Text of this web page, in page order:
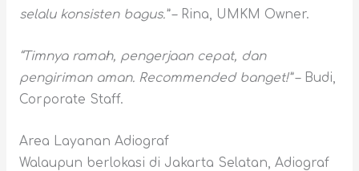
selalu konsisten bagus.”– Rina, UMKM Owner.
“Timnya ramah, pengerjaan cepat, dan
pengiriman aman. Recommended banget!”– Budi,
Corporate Staff.
Area Layanan Adiograf
Walaupun berlokasi di Jakarta Selatan, Adiograf